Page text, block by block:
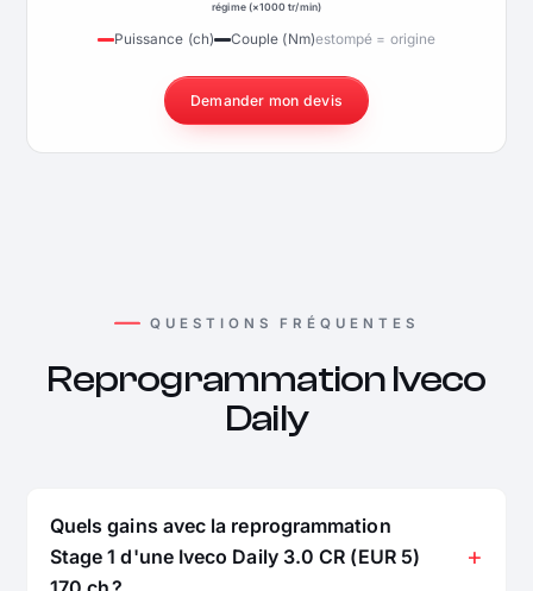
régime (×1000 tr/min)
Puissance (ch) Couple (Nm)estompé = origine
Demander mon devis
QUESTIONS FRÉQUENTES
Reprogrammation Iveco
Daily
Quels gains avec la reprogrammation
Stage 1 d'une Iveco Daily 3.0 CR (EUR 5)